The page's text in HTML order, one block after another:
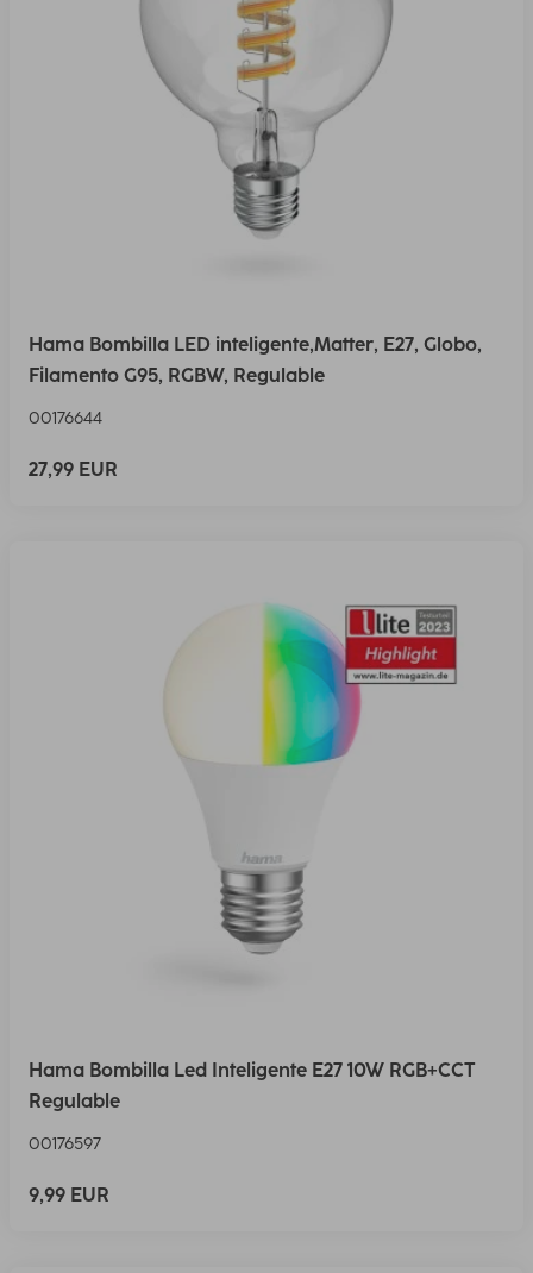
Hama Bombilla LED inteligente,Matter, E27, Globo,
Filamento G95, RGBW, Regulable
00176644
27,99 EUR
Hama Bombilla Led Inteligente E27 10W RGB+CCT
Regulable
00176597
9,99 EUR